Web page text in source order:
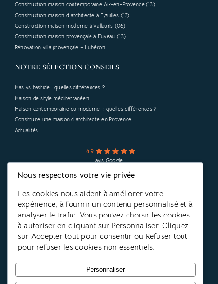
Construction maison contemporaine Aix-en-Provence (13)
Construction maison d’architecte à Eguilles (13)
Construction maison moderne à Vallauris (06)
Construction maison provençale à Fuveau (13)
Rénovation villa provençale – Lubéron
NOTRE SÉLECTION CONSEILS
Mas vs bastide : quelles différences ?
Maison de style méditerranéen
Maison contemporaine ou moderne : quelles différences ?
Construire une maison d’architecte en Provence
Actualités
4.9
avis Google
Parrain de Cœur de Forêt
Nous respectons votre vie privée
Les cookies nous aident à améliorer votre
expérience, à fournir un contenu personnalisé et à
analyser le trafic. Vous pouvez choisir les cookies
à autoriser en cliquant sur Personnaliser. Cliquez
sur Accepter tout pour consentir ou Refuser tout
pour refuser les cookies non essentiels.
Personnaliser